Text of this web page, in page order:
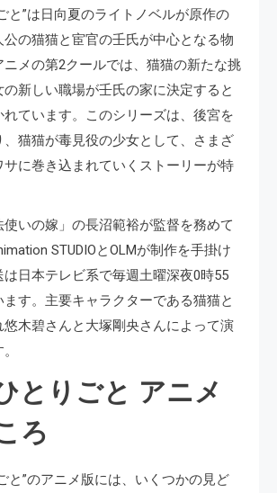
と”は日向夏のライトノベルが原作の
公の猫猫と宦官の壬氏が中心となる物
メの第2クールでは、猫猫の新たな挑
新しい職場が壬氏の家に決定すると
れています。このシリーズは、後宮を
猫猫が毒見役の少女として、さまざ
サに巻き込まれていくストーリーが特
いの嫁」の長沼範裕が監督を務めて
STUDIOとOLMが制作を手掛け
日本テレビ系で毎週土曜深夜0時55
す。主要キャラクターである猫猫と
木碧さんと大塚剛央さんによって演
とりごと アニメ
ろ
と”のアニメ版には、いくつかの見ど